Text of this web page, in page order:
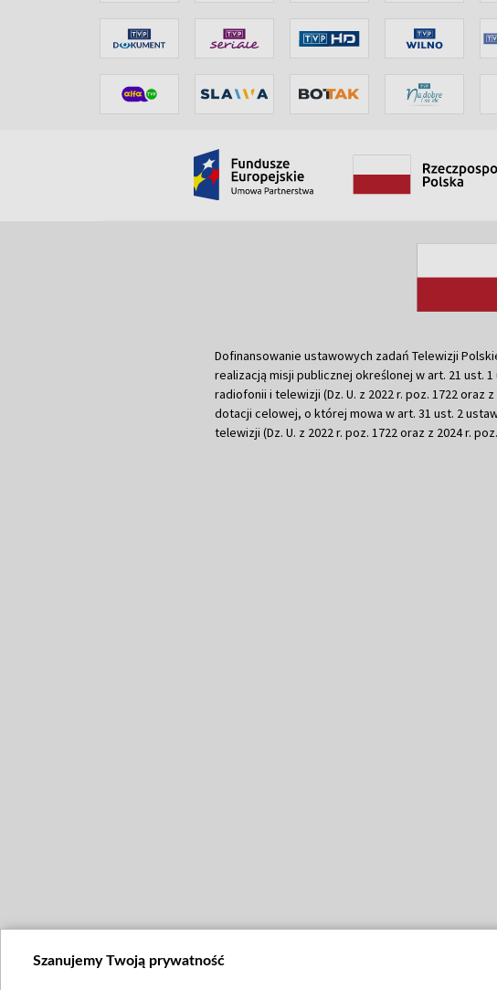
Dofinansowanie ustawowych zadań Telewizji
realizacją misji publicznej określonej w art. 21 ust. 1
radiofonii i telewizji (Dz. U. z 2022 r. poz. 1722 oraz
dotacji celowej, o której mowa w art. 31 ust. 2
telewizji (Dz. U. z 2022 r. poz. 1722 oraz z 2024 r.
Szanujemy Twoją prywatność